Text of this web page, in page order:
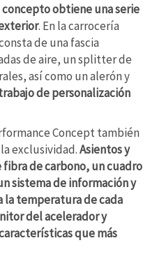
obtiene una serie
. En la carrocería
de una fascia
de aire, un splitter de
así como un alerón y
de personalización
Concept también
exclusividad.Asientos y
de carbono, un cuadro
sistema de información y
temperatura de cada
del acelerador y
que más